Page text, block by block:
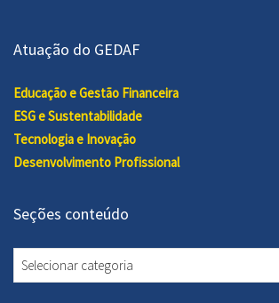
Atuação do GEDAF
Educação e Gestão Financeira
ESG e Sustentabilidade
Tecnologia e Inovação
Desenvolvimento Profissional
Seções conteúdo
Seções
conteúdo